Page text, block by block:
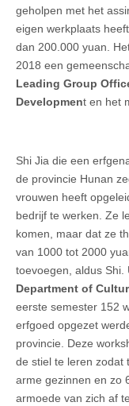
geholpen met het
eigen werkplaats
dan 200.000 yuan.
2018 een
Leading Group
Development en het
Shi Jia die een
de provincie Hunan
vrouwen heeft
bedrijf te werken. Ze
komen, maar dat ze
van 1000 tot 2000
toevoegen, aldus Shi.
Department of
eerste semester 152
erfgoed opgezet
provincie. Deze
de stiel te leren zodat
arme gezinnen en zo
armoede van zich af